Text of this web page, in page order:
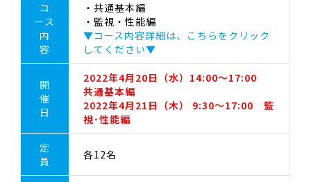
コ
ース
内
容
・共通基本編
・監視・性能編
▼コース内容詳細は、こちらをクリック
してください▼
開
催
日
2022年4月20日（水）14:00～17:00
共通基本編
2022年4月21日（木） 9:30～17:00 監
視･性能編
定
員
各12名